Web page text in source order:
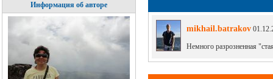
Информация об авторе
mikhail.batrakov
Немного разрозненная